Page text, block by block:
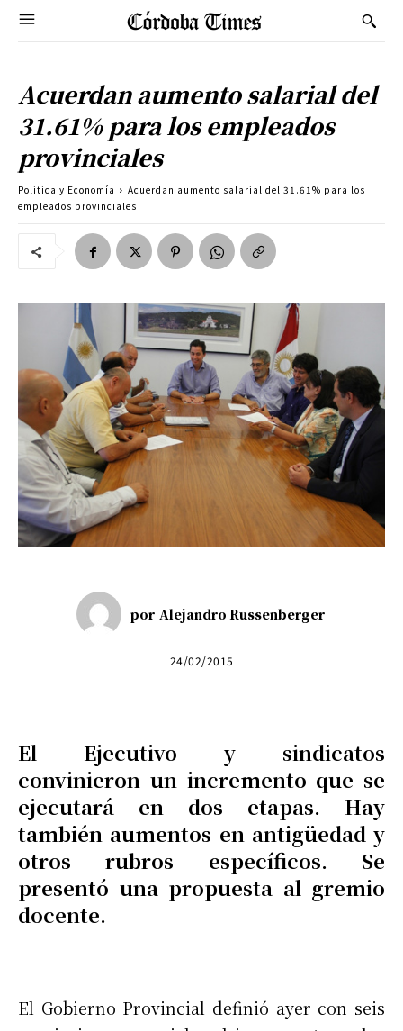
Acuerdan aumento salarial del
31.61% para los empleados
provinciales
Politica y Economía
Acuerdan aumento salarial del 31.61% para los
empleados provinciales
por Alejandro Russenberger
24/02/2015
El Ejecutivo y sindicatos
convinieron un incremento que se
ejecutará en dos etapas. Hay
también aumentos en antigüedad y
otros rubros específicos. Se
presentó una propuesta al gremio
docente.
El Gobierno Provincial definió ayer con seis